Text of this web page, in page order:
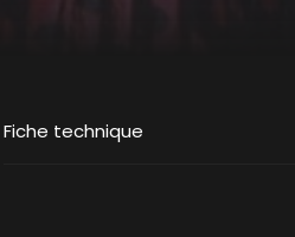
Fiche technique